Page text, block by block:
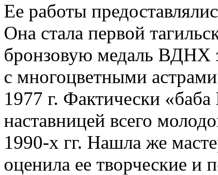
Ее работы
Она стала первой
бронзовую медаль ВДНХ
с многоцветными
1977 г. Фактически «баба
наставницей всего
1990-х гг. Нашла же
оценила ее творческие и